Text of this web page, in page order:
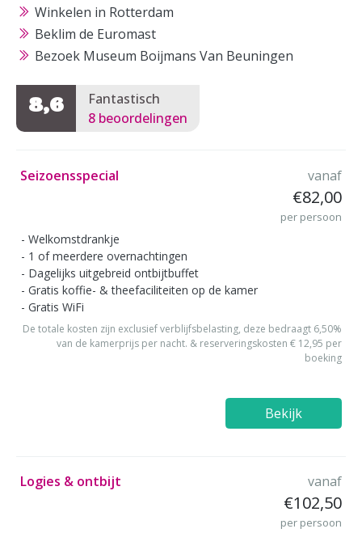
Winkelen in Rotterdam
Beklim de Euromast
Bezoek Museum Boijmans Van Beuningen
8,6
Fantastisch
8 beoordelingen
Seizoensspecial vanaf
€82,00
per persoon
Welkomstdrankje
1 of meerdere overnachtingen
Dagelijks uitgebreid ontbijtbuffet
Gratis koffie- & theefaciliteiten op de kamer
Gratis WiFi
De totale kosten zijn exclusief verblijfsbelasting, deze bedraagt 6,50%
van de kamerprijs per nacht. & reserveringskosten € 12,95 per
boeking
Bekijk
Logies & ontbijt vanaf
€102,50
per persoon